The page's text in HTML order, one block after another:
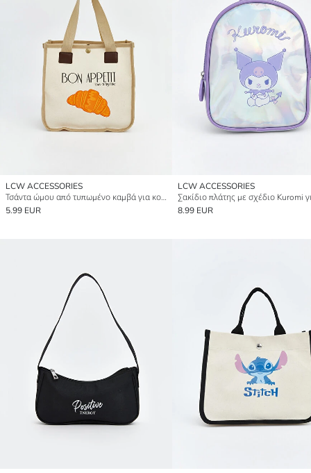
LCW ACCESSORIES
Τσάντα ώμου από τυπωμένο καμβά για κορίτσια
5.99 EUR
LCW ACCESSORIES
8.99 EUR